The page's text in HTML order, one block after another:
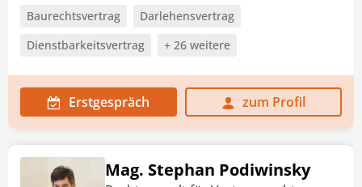
Baurechtsvertrag
Darlehensvertrag
Dienstbarkeitsvertrag
+ 26 weitere
Erstgespräch zum Profil
Mag. Stephan Podiwinsky